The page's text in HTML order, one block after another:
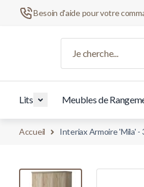
Besoin d'aide pour votre
Lits Meubles de
Accueil Interiax Armoire 'Mila'
View larger image